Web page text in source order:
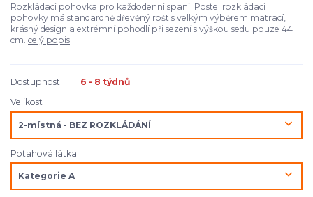
Rozkládací pohovka pro každodenní spaní. Postel rozkládací
pohovky má standardně dřevěný rošt s velkým výběrem matrací,
krásný design a extrémní pohodlí při sezení s výškou sedu pouze 44
cm. celý popis
Dostupnost
6 - 8 týdnů
Velikost
Potahová látka